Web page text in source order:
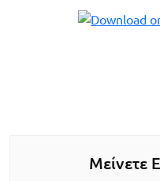
Μείνετε